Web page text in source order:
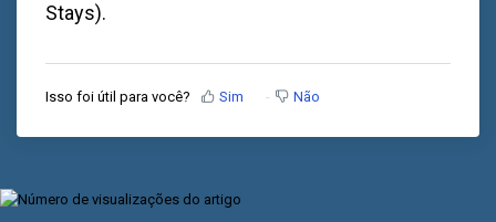
Stays).
Isso foi útil para você? Sim Não